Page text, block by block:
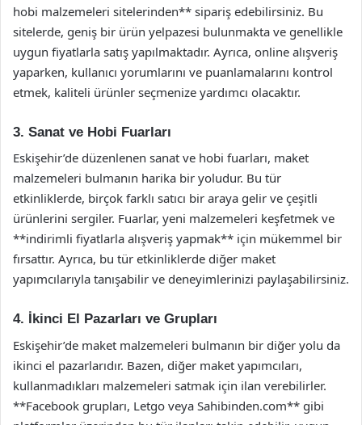
hobi malzemeleri sitelerinden** sipariş edebilirsiniz. Bu
sitelerde, geniş bir ürün yelpazesi bulunmakta ve genellikle
uygun fiyatlarla satış yapılmaktadır. Ayrıca, online alışveriş
yaparken, kullanıcı yorumlarını ve puanlamalarını kontrol
etmek, kaliteli ürünler seçmenize yardımcı olacaktır.
3. Sanat ve Hobi Fuarları
Eskişehir’de düzenlenen sanat ve hobi fuarları, maket
malzemeleri bulmanın harika bir yoludur. Bu tür
etkinliklerde, birçok farklı satıcı bir araya gelir ve çeşitli
ürünlerini sergiler. Fuarlar, yeni malzemeleri keşfetmek ve
**indirimli fiyatlarla alışveriş yapmak** için mükemmel bir
fırsattır. Ayrıca, bu tür etkinliklerde diğer maket
yapımcılarıyla tanışabilir ve deneyimlerinizi paylaşabilirsiniz.
4. İkinci El Pazarları ve Grupları
Eskişehir’de maket malzemeleri bulmanın bir diğer yolu da
ikinci el pazarlarıdır. Bazen, diğer maket yapımcıları,
kullanmadıkları malzemeleri satmak için ilan verebilirler.
**Facebook grupları, Letgo veya Sahibinden.com** gibi